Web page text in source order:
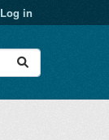
Log in